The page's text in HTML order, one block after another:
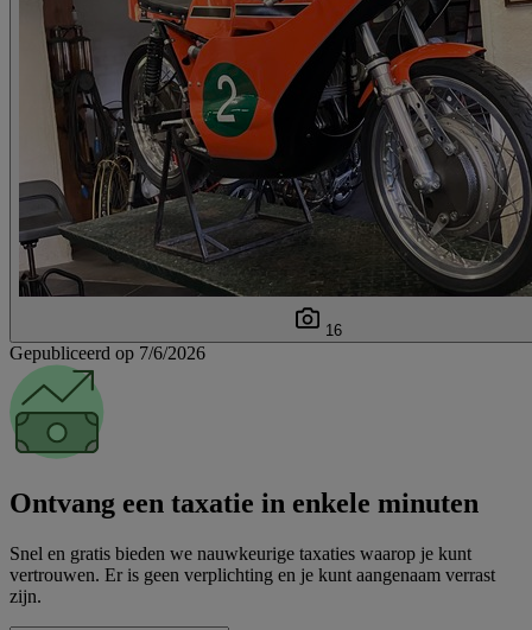
16
Gepubliceerd op 7/6/2026
Ontvang een taxatie in enkele minuten
Snel en gratis bieden we nauwkeurige taxaties waarop je kunt
vertrouwen. Er is geen verplichting en je kunt aangenaam verrast
zijn.